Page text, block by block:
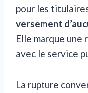
pour les
versement
Elle marque une
avec le service
La rupture